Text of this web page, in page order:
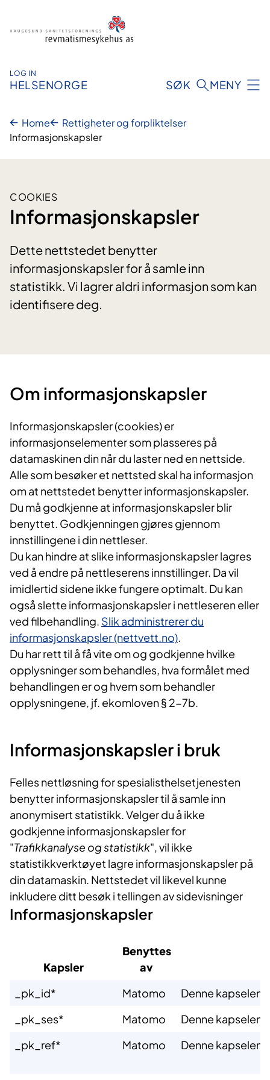
LOG IN
HELSENORGE SØK MENY
Home
Rettigheter og forpliktelser
Informasjonskapsler
COOKIES
Informasjonskapsler
Dette nettstedet benytter
informasjonskapsler for å samle inn
statistikk. Vi lagrer aldri informasjon som kan
identifisere deg.
Om informasjonskapsler
Informasjonskapsler (cookies) er
informasjonselementer som plasseres på
datamaskinen din når du laster ned en nettside.
Alle som besøker et nettsted skal ha informasjon
om at nettstedet benytter informasjonskapsler.
Du må godkjenne at informasjonskapsler blir
benyttet. Godkjenningen gjøres gjennom
innstillingene i din nettleser.
Du kan hindre at slike informasjonskapsler lagres
ved å endre på nettleserens innstillinger. Da vil
imidlertid sidene ikke fungere optimalt. Du kan
også slette informasjonskapsler i nettleseren eller
ved filbehandling. Slik administrerer du
informasjonskapsler (nettvett.no).
Du har rett til å få vite om og godkjenne hvilke
opplysninger som behandles, hva formålet med
behandlingen er og hvem som behandler
opplysningene, jf. ekomloven § 2-7b.
Informasjonskapsler i bruk
Felles nettløsning for spesialisthelsetjenesten
benytter informasjonskapsler til å samle inn
anonymisert statistikk. Velger du å ikke
godkjenne informasjonskapsler for
"Trafikkanalyse og statistikk", vil ikke
statistikkverktøyet lagre informasjonskapsler på
din datamaskin. Nettstedet vil likevel kunne
inkludere ditt besøk i tellingen av sidevisninger
Informasjonskapsler
Kapsler​
Benyttes
av ​
​_pk_id*
​Matomo
​Denne kapselen
​_pk_ses*
​Matomo
​Denne kapselen
​_pk_ref*
​Matomo ​Denne kapselen